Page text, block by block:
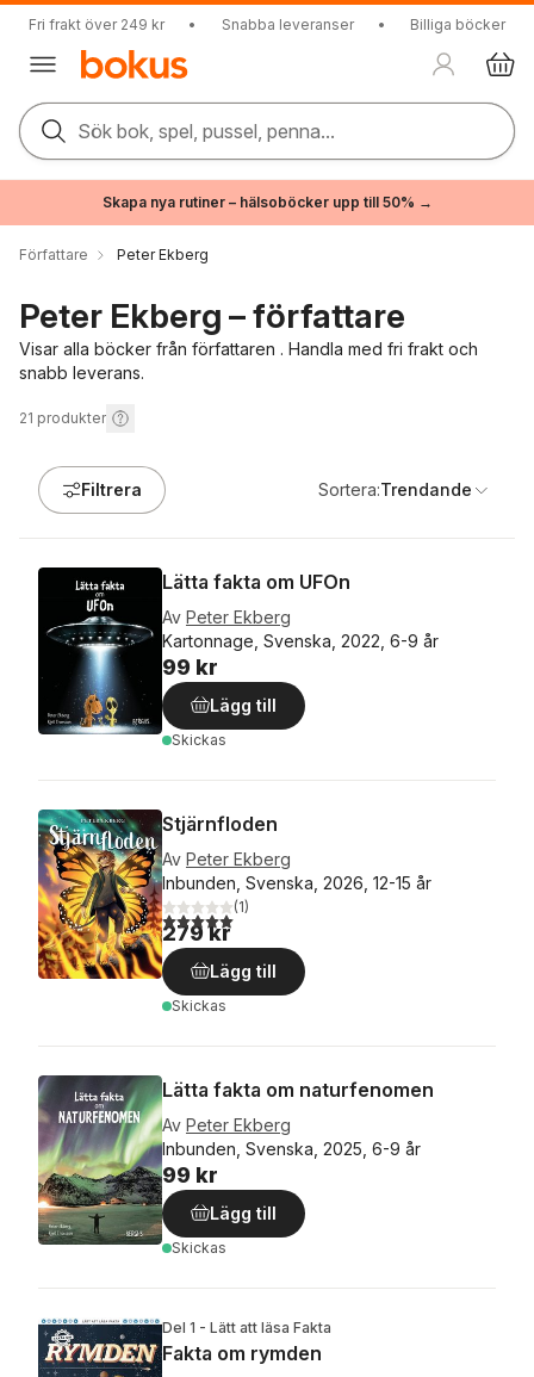
Fri frakt över 249 kr • Snabba leveranser • Billiga böcker
Sök bok, spel, pussel, penna...
Skapa nya rutiner – hälsoböcker upp till 50% →
Författare Peter Ekberg
Peter Ekberg – författare
Visar alla böcker från författaren . Handla med fri frakt och
snabb leverans.
21 produkter
Filtrera Sortera:Trendande
Lätta fakta om UFOn
Av Peter Ekberg
Kartonnage, Svenska, 2022, 6-9 år
99 kr
Lägg till
Skickas
Stjärnfloden
Av Peter Ekberg
Inbunden, Svenska, 2026, 12-15 år
5,0utav 5 stjärnor. Totalt antal röster:
(1)
279 kr
Lägg till
Skickas
Lätta fakta om naturfenomen
Av Peter Ekberg
Inbunden, Svenska, 2025, 6-9 år
99 kr
Lägg till
Skickas
Del 1 - Lätt att läsa Fakta
Fakta om rymden